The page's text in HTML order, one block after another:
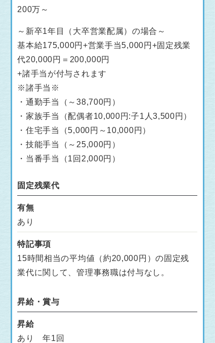
200万～
～新卒1年目（大卒営業配属）の場合～
基本給175,000円+営業手当5,000円+固定残業
代20,000円＝200,000円
+諸手当が付与されます
※諸手当※
・通勤手当（～38,700円）
・家族手当（配偶者10,000円:子1人3,500円）
・住宅手当（5,000円～10,000円）
・技能手当（～25,000円）
・当番手当（1回2,000円）
固定残業代
有無
あり
特記事項
15時間相当の平均値（約20,000円）の固定残
業代に関して、管理事務職は付与なし。
昇給・賞与
昇給
あり 年1回